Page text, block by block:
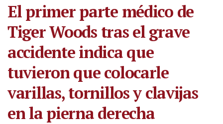
El primer parte médico de
Tiger Woods tras el grave
accidente indica que
tuvieron que colocarle
varillas, tornillos y clavijas
en la pierna derecha